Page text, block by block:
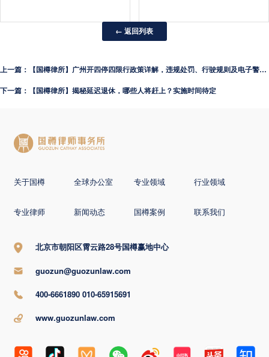
← 返回列表
上一篇：【国樽律所】广州开四停四限行政策详解，违规处罚、行驶规则及电子警察执法全解析
下一篇：【国樽律所】揭秘延迟退休，哪些人将赶上？实施时间待定
关于国樽 全球办公室 专业领域 行业领域
专业律师 新闻动态 国樽案例 联系我们
北京市朝阳区霄云路28号国樽赢地中心
guozun@guozunlaw.com
400-6661890 010-65915691
www.guozunlaw.com